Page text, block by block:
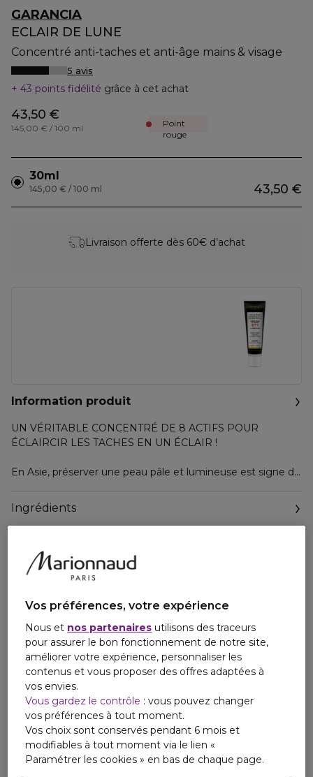
GARANCIA
ECLAIR DE LUNE
Concentré anti-taches et anti-âge mains & visage
5 avis
43 points fidélité grâce à cet achat
43,50 €
145,00 € / 100 ml
Point
rouge
30ml
43,50 €
145,00 € / 100 ml
Livraison offerte dès 60€ d’achat
Information produit
UN VÉRITABLE CONCENTRÉ DE 8 ACTIFS POUR
ÉCLAIRCIR LES TACHES EN UN ÉCLAIR !
En Asie, préserver une peau pâle et lumineuse est signe de
Inspiré de la médecine traditionnelle chinoise, le Laboratoire
GARANCIA innove avec Eclair de Lune® une formule alliant
taches brunes, lutter contre l'apparition des nouvelles et le
vieillissement cutané, nourrir la peau jour après jour.
- Éclaircissement dès 7 jours de +12,2% (test instrumental
- Test sur actif (molécule High-Tech) autoévaluation, 30
sujets, 2 app/j
% de satisfaction après 3 mois de traitement :
100% des sujets ont trouvé leurs taches plus claires
100% des sujets ont trouvé leurs peau plus homogène.
95% d'ingrédients d'origine naturelle Made in France
Ingrédients
Vos préférences, votre expérience
Nous et nos partenaires utilisons des traceurs
pour assurer le bon fonctionnement de notre site,
améliorer votre expérience, personnaliser les
contenus et vous proposer des offres adaptées à
vos envies.
Vous gardez le contrôle : vous pouvez changer
vos préférences à tout moment.
Vos choix sont conservés pendant 6 mois et
modifiables à tout moment via le lien «
Paramétrer les cookies » en bas de chaque page.